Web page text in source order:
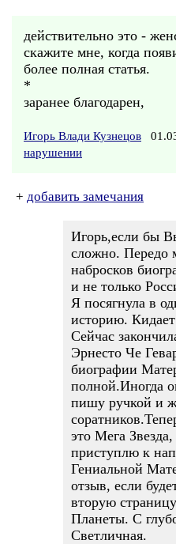
действительно это -
скажите мне, когда
более полная статья.
*
заранее благодарен,
Игорь Влади Кузнецов
нарушении
+ добавить замечания
Игорь,если бы
сложно. Передо
набросков
и не только
Я посягнула в
историю.
Сейчас
Эрнесто Че
биографии
полной.Иногда
пишу ручкой и
это Мега
приступлю к
Гениальной
отзыв, если
вторую
Планеты. С
Светличная.